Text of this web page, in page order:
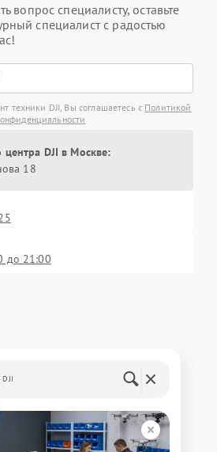
вопрос специалисту, оставьте
специалист с радостью
техники DJI, Вы соглашаетесь с Политикой
центра DJI в Москве:
18
до 21:00